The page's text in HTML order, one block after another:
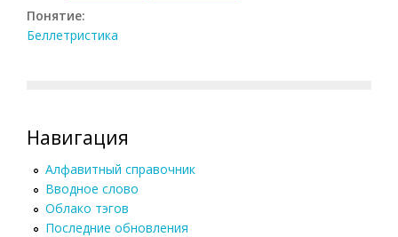
Понятие:
Беллетристика
Навигация
Алфавитный справочник
Вводное слово
Облако тэгов
Последние обновления